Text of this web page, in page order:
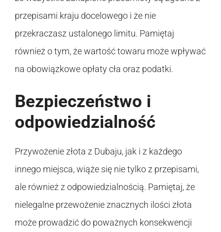
przepisami kraju docelowego i że nie
przekraczasz ustalonego limitu. Pamiętaj
również o tym, że wartość towaru może wpływać
na obowiązkowe opłaty cła oraz podatki.
Bezpieczeństwo i
odpowiedzialność
Przywożenie złota z Dubaju, jak i z każdego
innego miejsca, wiąże się nie tylko z przepisami,
ale również z odpowiedzialnością. Pamiętaj, że
nielegalne przewożenie znacznych ilości złota
może prowadzić do poważnych konsekwencji